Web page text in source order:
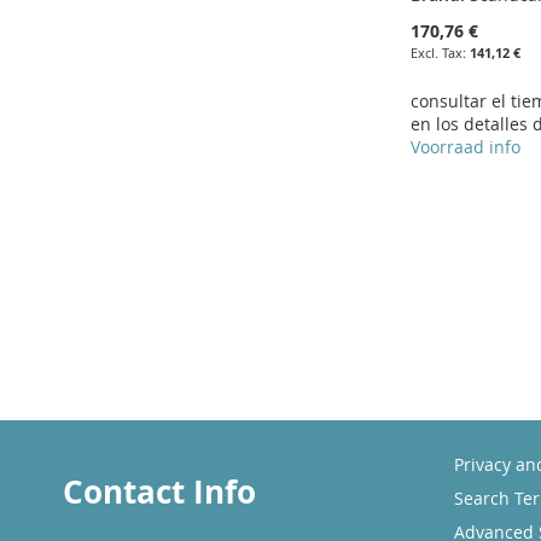
170,76 €
141,12 €
consultar el
en los detalles
Voorraad info
Contact Info
Privacy
Search
Advanced